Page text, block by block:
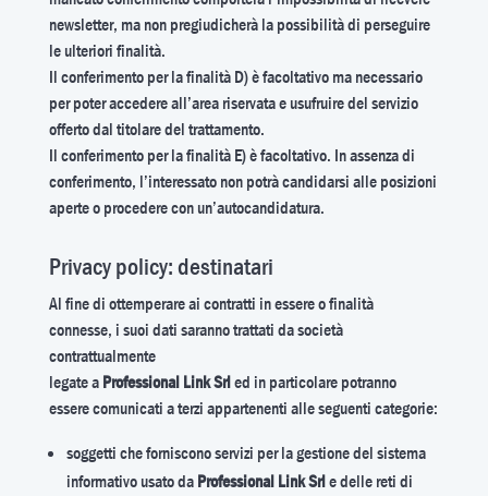
newsletter, ma non pregiudicherà la possibilità di perseguire
le ulteriori finalità.
Il conferimento per la finalità D) è facoltativo ma necessario
per poter accedere all’area riservata e usufruire del servizio
offerto dal titolare del trattamento.
Il conferimento per la finalità E) è facoltativo. In assenza di
conferimento, l’interessato non potrà candidarsi alle posizioni
aperte o procedere con un’autocandidatura.
Privacy policy: destinatari
Al fine di ottemperare ai contratti in essere o finalità
connesse, i suoi dati saranno trattati da società
contrattualmente
legate aProfessional Link Srled in particolare potranno
essere comunicati a terzi appartenenti alle seguenti categorie:
soggetti che forniscono servizi per la gestione del sistema
informativo usato daProfessional Link Srle delle reti di